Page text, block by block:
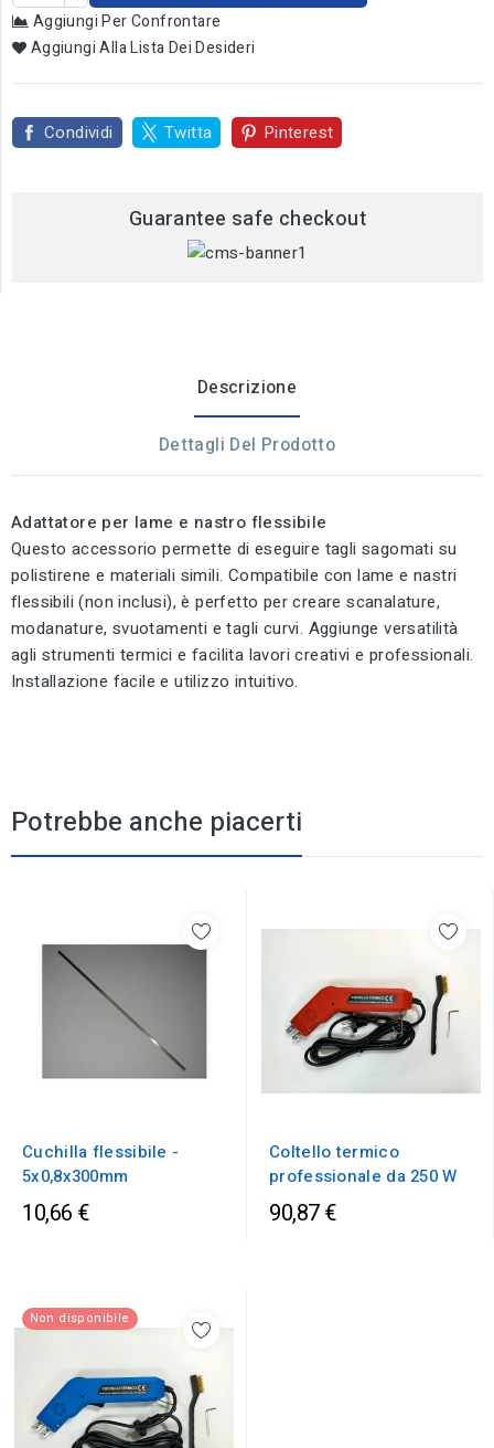
Aggiungi Per Confrontare
Aggiungi Alla Lista Dei Desideri
Condividi Twitta Pinterest
Guarantee safe checkout
Descrizione
Dettagli Del Prodotto
Adattatore per lame e nastro flessibile
Questo accessorio permette di eseguire tagli sagomati su
polistirene e materiali simili. Compatibile con lame e nastri
flessibili (non inclusi), è perfetto per creare scanalature,
modanature, svuotamenti e tagli curvi. Aggiunge versatilità
agli strumenti termici e facilita lavori creativi e professionali.
Installazione facile e utilizzo intuitivo.
Potrebbe anche piacerti
Cuchilla flessibile -
5x0,8x300mm
10,66 €
Coltello termico
professionale da 250 W
90,87 €
Non disponibile